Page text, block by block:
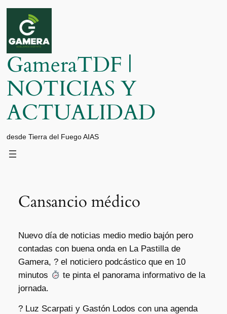
Saltar
contenido
GameraTDF |
NOTICIAS Y
ACTUALIDAD
desde Tierra del Fuego AIAS
Cansancio médico
Nuevo día de noticias medio medio bajón pero
contadas con buena onda en La Pastilla de
Gamera, ?el noticiero podcástico que en 10
minutos
te pinta el panorama informativo de la
jornada.
? Luz Scarpati y Gastón Lodos con una agenda